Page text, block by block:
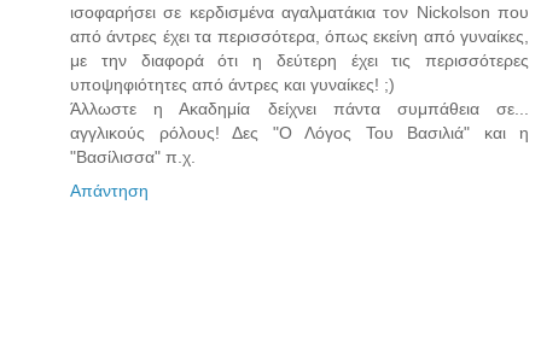
ισοφαρήσει σε κερδισμένα αγαλματάκια τον Nickolson που
από άντρες έχει τα περισσότερα, όπως εκείνη από γυναίκες,
με την διαφορά ότι η δεύτερη έχει τις περισσότερες
υποψηφιότητες από άντρες και γυναίκες! ;)
Άλλωστε η Ακαδημία δείχνει πάντα συμπάθεια σε...
αγγλικούς ρόλους! Δες "Ο Λόγος Του Βασιλιά" και η
"Βασίλισσα" π.χ.
Απάντηση